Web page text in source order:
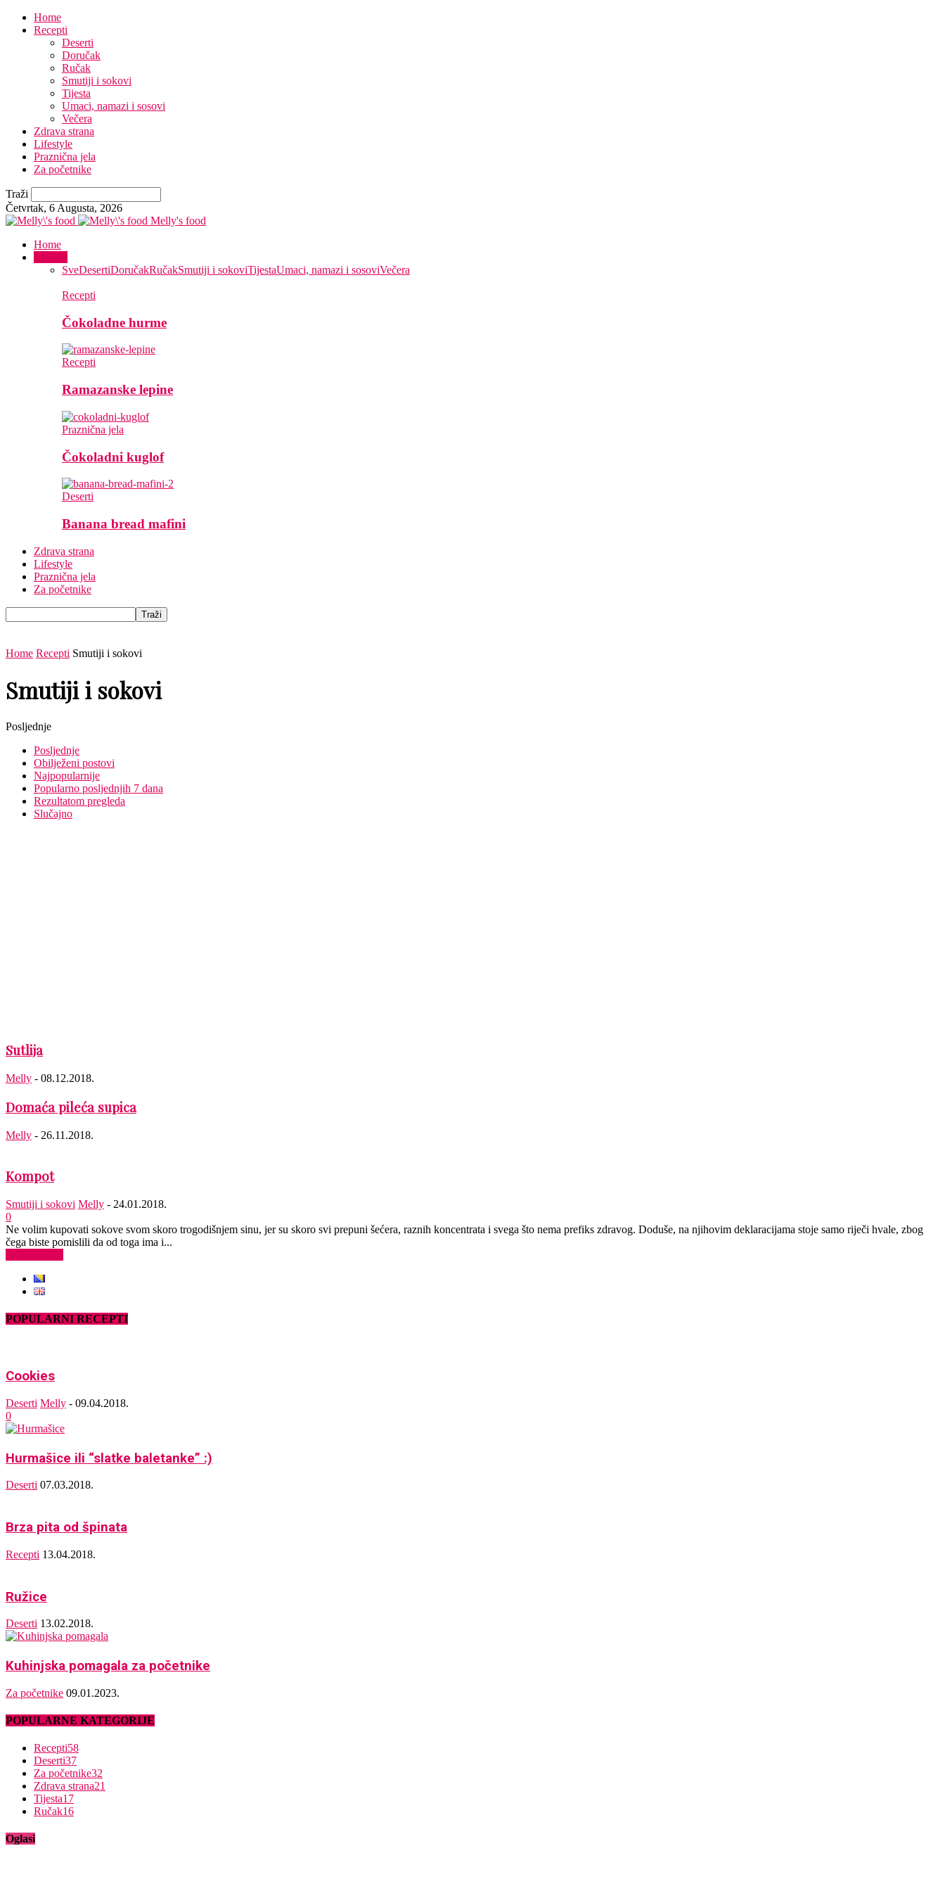
Home
Recepti
Deserti
Doručak
Ručak
Smutiji i sokovi
Tijesta
Umaci, namazi i sosovi
Večera
Zdrava strana
Lifestyle
Praznična jela
Za početnike
Traži
Četvrtak, 6 Augusta, 2026
Melly's food
Home
SveDesertiDoručakRučakSmutiji i sokoviTijestaUmaci, namazi i sosoviVečera
Recepti
Čokoladne hurme
Recepti
Ramazanske lepine
Praznična jela
Čokoladni kuglof
Deserti
Banana bread mafini
Zdrava strana
Lifestyle
Praznična jela
Za početnike
Home Recepti Smutiji i sokovi
Smutiji i sokovi
Posljednje
Posljednje
Obilježeni postovi
Najpopularnije
Popularno posljednjih 7 dana
Rezultatom pregleda
Slučajno
Sutlija
Melly - 08.12.2018.
Domaća pileća supica
Melly - 26.11.2018.
Kompot
Smutiji i sokovi Melly - 24.01.2018.
0
Ne volim kupovati sokove svom skoro trogodišnjem sinu, jer su skoro svi prepuni šećera, raznih koncentrata i svega što nema prefiks zdravog. Doduše, na njihovim deklaracijama stoje samo riječi hvale, zbog
čega biste pomislili da od toga ima i...
POPULARNI RECEPTI
Cookies
Deserti Melly - 09.04.2018.
0
Hurmašice ili “slatke baletanke” :)
Deserti 07.03.2018.
Brza pita od špinata
Recepti 13.04.2018.
Ružice
Deserti 13.02.2018.
Kuhinjska pomagala za početnike
Za početnike 09.01.2023.
POPULARNE KATEGORIJE
Recepti58
Deserti37
Za početnike32
Zdrava strana21
Tijesta17
Ručak16
Oglasi